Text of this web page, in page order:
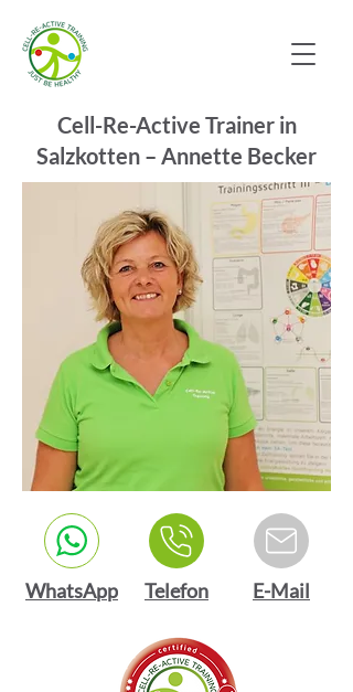
Cell-Re-Active Trainer in
Salzkotten – Annette Becker
WhatsApp Telefon E-Mail